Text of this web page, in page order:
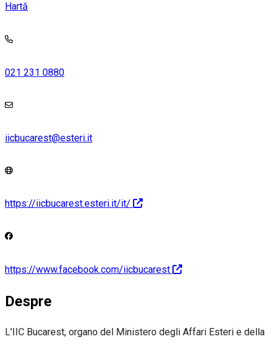
Hartă
021 231 0880
iicbucarest@esteri.it
https://iicbucarest.esteri.it/it/
https://www.facebook.com/iicbucarest
Despre
L'IIC Bucarest, organo del Ministero degli Affari Esteri e della